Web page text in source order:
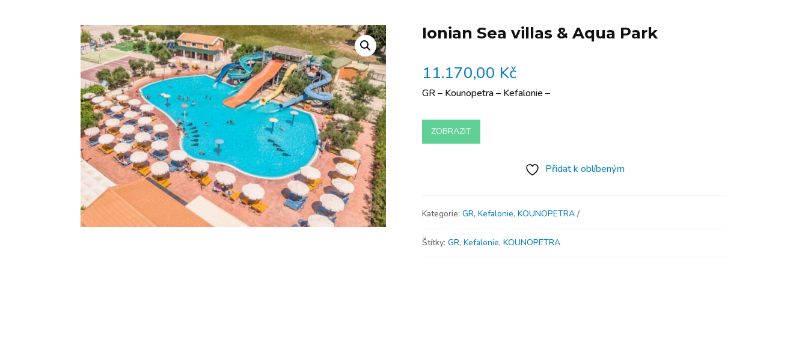
Ionian Sea villas & Aqua Park
11.170,00 Kč
GR – Kounopetra – Kefalonie –
ZOBRAZIT
Přidat k oblíbeným
Kategorie: GR, Kefalonie, KOUNOPETRA
Štítky: GR, Kefalonie, KOUNOPETRA